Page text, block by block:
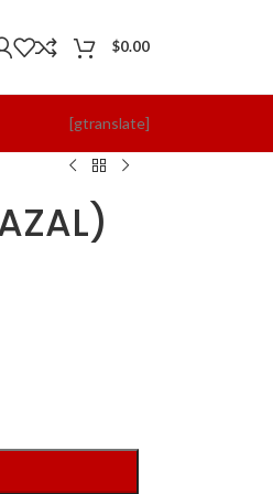
$0.00
[gtranslate]